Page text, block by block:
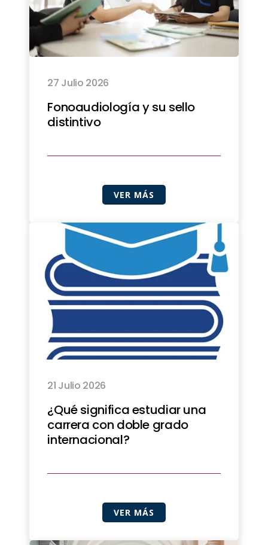
27 Julio 2026
Fonoaudiología y su sello
distintivo
VER MÁS
21 Julio 2026
¿Qué significa estudiar una
carrera con doble grado
internacional?
VER MÁS